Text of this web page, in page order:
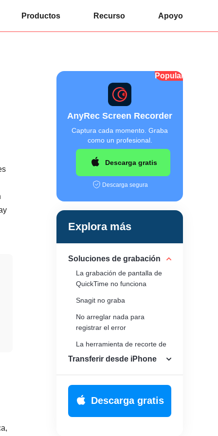
Productos Recurso Apoyo
Popular
AnyRec Screen Recorder
Captura cada momento. Graba
como un profesional.
Descarga gratis
Descarga segura
Explora más
Soluciones de grabación
La grabación de pantalla de
QuickTime no funciona
Snagit no graba
No arreglar nada para
registrar el error
La herramienta de recorte de
Windows 11 no funciona
Transferir desde iPhone
Descarga gratis